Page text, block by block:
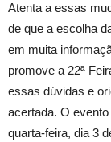
Atenta a essas
de que a escolha
em muita
promove a 22ª
essas dúvidas e
acertada. O
quarta-feira, dia 3